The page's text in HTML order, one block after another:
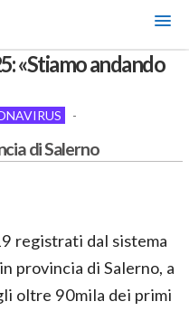
«Stiamo andando
-
di Salerno
registrati dal sistema
provincia di Salerno, a
oltre 90mila dei primi